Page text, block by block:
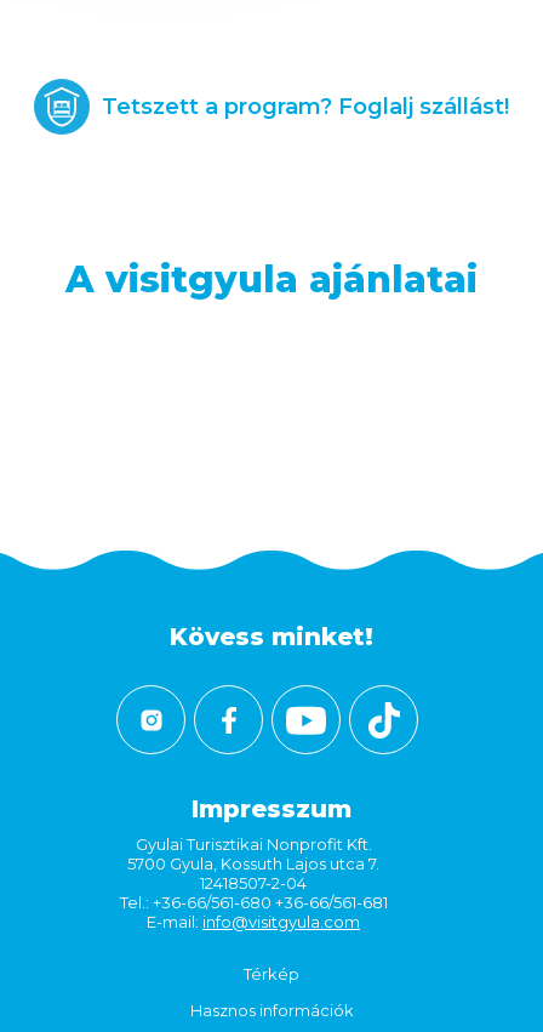
Tetszett a program? Foglalj szállást!
A visitgyula ajánlatai
Kövess minket!
Impresszum
Gyulai Turisztikai Nonprofit Kft.
5700 Gyula, Kossuth Lajos utca 7.
12418507-2-04
Tel.: +36-66/561-680 +36-66/561-681
E-mail: info@visitgyula.com
Térkép
Hasznos információk